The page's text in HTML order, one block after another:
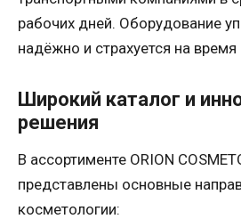
рабочих дней. Оборудование
надёжно и страхуется на время
Широкий каталог и
решения
В ассортименте ORION
представлены основные
косметологии: